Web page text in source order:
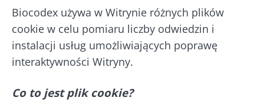
Biocodex używa w Witrynie różnych plików
cookie w celu pomiaru liczby odwiedzin i
instalacji usług umożliwiających poprawę
interaktywności Witryny.
Co to jest plik cookie?